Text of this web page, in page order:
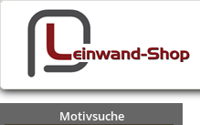
Motivsuche